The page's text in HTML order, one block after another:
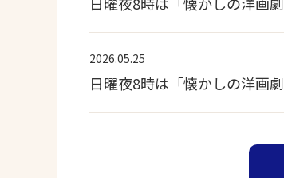
2026.05.25
日曜夜8時は「懐かしの洋画